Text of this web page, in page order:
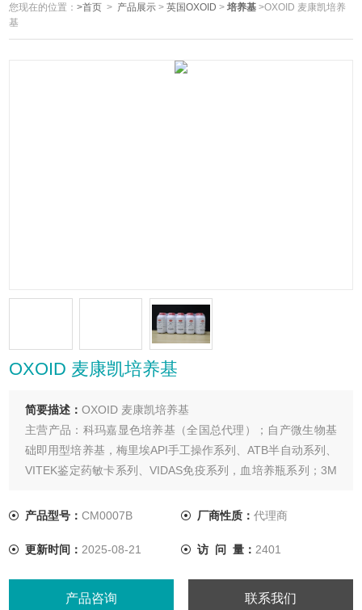
您现在的位置：>首页 > 产品展示 >英国OXOID >培养基 >OXOID 麦康凯培养
基
OXOID 麦康凯培养基
简要描述：OXOID 麦康凯培养基
主营产品：科玛嘉显色培养基（全国总代理）；自产微生物基
础即用型培养基，梅里埃API手工操作系列、ATB半自动系列、
VITEK鉴定药敏卡系列、VIDAS免疫系列，血培养瓶系列；3M
COPAN采样拭子及运送保存管；意大利利飞驰定量药敏纸条系
产品型号：CM0007B 厂商性质： 代理商
更新时间： 2025-08-21 访 问 量： 2401
产品咨询 联系我们